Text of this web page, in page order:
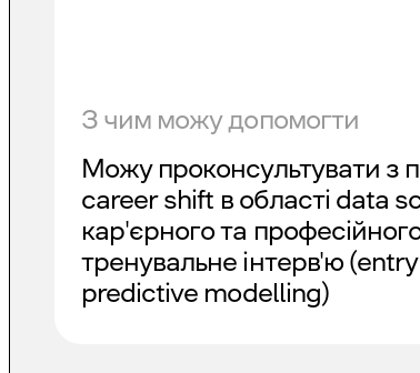
З чим можу допомогти
Можу проконсультувати з
career shift в області data
кар'єрного та
тренувальне інтерв'ю
predictive modelling)